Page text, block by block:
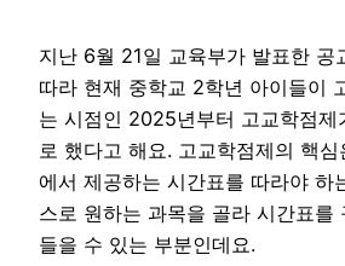
지난 6월 21일 교육부가 발표한 공
따라 현재 중학교 2학년 아이들이
는 시점인 2025년부터 고교학점제
로 했다고 해요. 고교학점제의 핵
에서 제공하는 시간표를 따라야 하
스로 원하는 과목을 골라 시간표를
들을 수 있는 부분인데요.